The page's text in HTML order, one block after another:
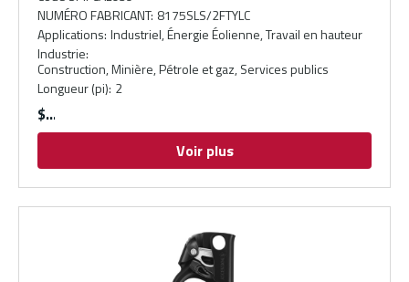
NUMÉRO FABRICANT: 8175SLS/2FTYLC
Applications: Industriel, Énergie Éolienne, Travail en hauteur
Industrie:
Construction, Minière, Pétrole et gaz, Services publics
Longueur (pi): 2
$
Voir plus